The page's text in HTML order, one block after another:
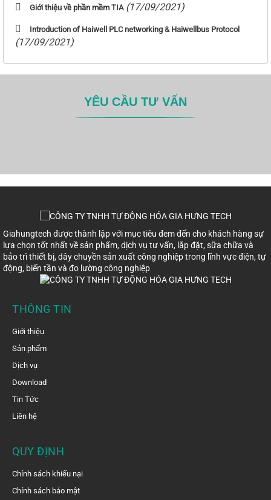
Giới thiệu về phần mềm TIA (17/09/2021)
Introduction of Haiwell PLC networking & Haiwellbus Protocol
(17/09/2021)
YÊU CẦU TƯ VẤN
Giahungtech được thành lập với mục tiêu đem đến cho khách hàng sự
lựa chọn tốt nhất về sản phẩm, dịch vụ tư vấn, lắp đặt, sữa chữa và
bảo trì thiết bị, dây chuyền sản xuất công nghiệp trong lĩnh vực điện, tự
động, biến tần và đo lường công nghiệp
THÔNG TIN
Giới thiệu
Sản phẩm
Dịch vụ
Download
Tin Tức
Liên hệ
QUY ĐỊNH
Chính sách khiếu nại
Chính sách bảo mật